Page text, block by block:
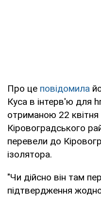
Про це повідомила
Куса в інтерв'ю для
отриманою 22
Кіровоградського
перевели до
ізолятора.
"Чи дійсно він там
підтвердження